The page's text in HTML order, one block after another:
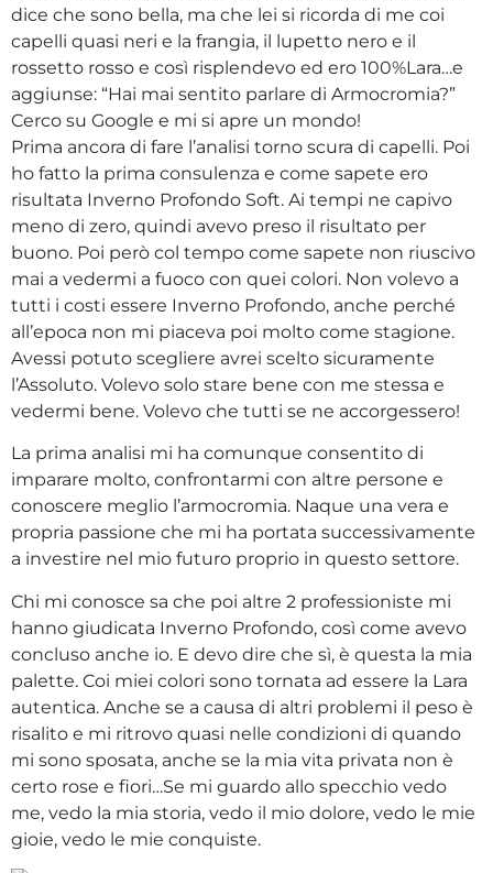
dice che sono bella, ma che lei si ricorda di me coi
capelli quasi neri e la frangia, il lupetto nero e il
rossetto rosso e così risplendevo ed ero 100%Lara…e
aggiunse: “Hai mai sentito parlare di Armocromia?”
Cerco su Google e mi si apre un mondo!
Prima ancora di fare l’analisi torno scura di capelli. Poi
ho fatto la prima consulenza e come sapete ero
risultata Inverno Profondo Soft. Ai tempi ne capivo
meno di zero, quindi avevo preso il risultato per
buono. Poi però col tempo come sapete non riuscivo
mai a vedermi a fuoco con quei colori. Non volevo a
tutti i costi essere Inverno Profondo, anche perché
all’epoca non mi piaceva poi molto come stagione.
Avessi potuto scegliere avrei scelto sicuramente
l’Assoluto. Volevo solo stare bene con me stessa e
vedermi bene. Volevo che tutti se ne accorgessero!
La prima analisi mi ha comunque consentito di
imparare molto, confrontarmi con altre persone e
conoscere meglio l’armocromia. Naque una vera e
propria passione che mi ha portata successivamente
a investire nel mio futuro proprio in questo settore.
Chi mi conosce sa che poi altre 2 professioniste mi
hanno giudicata Inverno Profondo, così come avevo
concluso anche io. E devo dire che sì, è questa la mia
palette. Coi miei colori sono tornata ad essere la Lara
autentica. Anche se a causa di altri problemi il peso è
risalito e mi ritrovo quasi nelle condizioni di quando
mi sono sposata, anche se la mia vita privata non è
certo rose e fiori…Se mi guardo allo specchio vedo
me, vedo la mia storia, vedo il mio dolore, vedo le mie
gioie, vedo le mie conquiste.